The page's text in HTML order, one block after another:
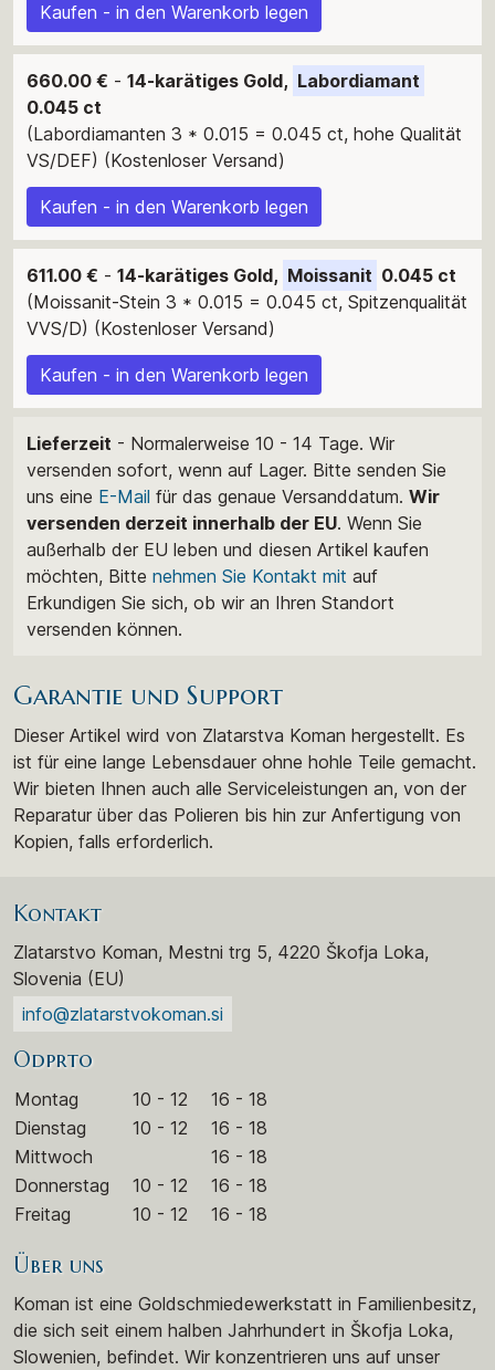
Kaufen - in den Warenkorb legen
660.00 € - 14-karätiges Gold, Labordiamant
0.045 ct
(Labordiamanten 3 * 0.015 = 0.045 ct, hohe Qualität
VS/DEF) (Kostenloser Versand)
Kaufen - in den Warenkorb legen
611.00 € - 14-karätiges Gold, Moissanit 0.045 ct
(Moissanit-Stein 3 * 0.015 = 0.045 ct, Spitzenqualität
VVS/D) (Kostenloser Versand)
Kaufen - in den Warenkorb legen
Lieferzeit - Normalerweise 10 - 14 Tage. Wir
versenden sofort, wenn auf Lager. Bitte senden Sie
uns eine E-Mail für das genaue Versanddatum. Wir
versenden derzeit innerhalb der EU. Wenn Sie
außerhalb der EU leben und diesen Artikel kaufen
möchten, Bitte nehmen Sie Kontakt mit auf
Erkundigen Sie sich, ob wir an Ihren Standort
versenden können.
Garantie und Support
Dieser Artikel wird von Zlatarstva Koman hergestellt. Es
ist für eine lange Lebensdauer ohne hohle Teile gemacht.
Wir bieten Ihnen auch alle Serviceleistungen an, von der
Reparatur über das Polieren bis hin zur Anfertigung von
Kopien, falls erforderlich.
Kontakt
Zlatarstvo Koman, Mestni trg 5, 4220 Škofja Loka,
Slovenia (EU)
info@zlatarstvokoman.si
Odprto
Montag 10 - 12
16 - 18
Dienstag
10 - 12
16 - 18
Mittwoch
16 - 18
Donnerstag
10 - 12
16 - 18
Freitag
10 - 12 16 - 18
Über uns
Koman ist eine Goldschmiedewerkstatt in Familienbesitz,
die sich seit einem halben Jahrhundert in Škofja Loka,
Slowenien, befindet. Wir konzentrieren uns auf unser